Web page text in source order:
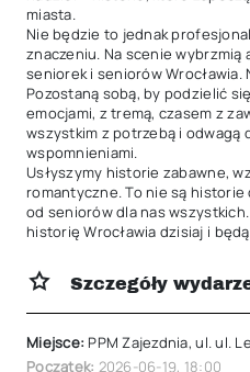
miasta.
Nie będzie to jednak
znaczeniu. Na scenie
seniorek i seniorów Wrocławia.
Pozostaną sobą, by podzielić
emocjami, z tremą, czasem z
wszystkim z potrzebą i odwagą
wspomnieniami.
Usłyszymy historie zabawne,
romantyczne. To nie są
od seniorów dla nas
historię Wrocławia dzisiaj i
Szczegóły
Miejsce: PPM Zajezdnia, ul. ul.
Początek: 2026-06-19, 18:00